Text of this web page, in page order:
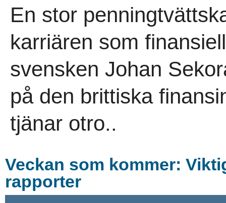
En stor
karriären som
svensken Johan
på den brittiska
tjänar otro..
Veckan som kommer:
rapporter